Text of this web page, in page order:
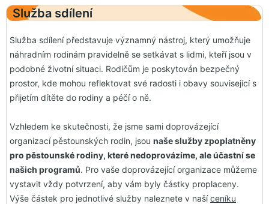
Služba sdílení
Služba sdílení představuje významný nástroj, který umožňuje
náhradním rodinám pravidelně se setkávat s lidmi, kteří jsou v
podobné životní situaci. Rodičům je poskytován bezpečný
prostor, kde mohou reflektovat své radosti i obavy související s
přijetím dítěte do rodiny a péčí o ně.
Vzhledem ke skutečnosti, že jsme sami doprovázející
organizací pěstounských rodin, jsou naše služby zpoplatněny
pro pěstounské rodiny, které nedoprovázíme, ale účastní se
našich programů. Pro vaše doprovázející organizace můžeme
vystavit vždy potvrzení, aby vám byly částky proplaceny.
Výše částek pro jednotlivé služby naleznete v našíceníku